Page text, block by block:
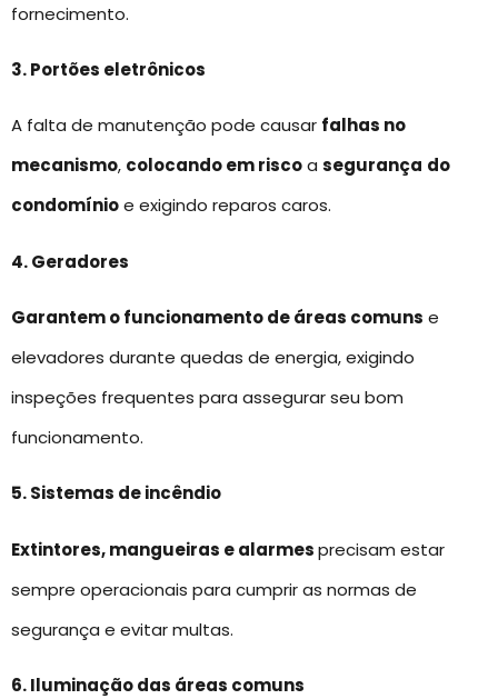
fornecimento.
3. Portões eletrônicos
A falta de manutenção pode causar falhas no
mecanismo, colocando em riscoa segurança do
condomínioe exigindo reparos caros.
4. Geradores
Garantem o funcionamento de áreas comuns e
elevadores durante quedas de energia, exigindo
inspeções frequentes para assegurar seu bom
funcionamento.
5. Sistemas de incêndio
Extintores, mangueiras e alarmesprecisam estar
sempre operacionais para cumprir as normas de
segurança e evitar multas.
6. Iluminação das áreas comuns